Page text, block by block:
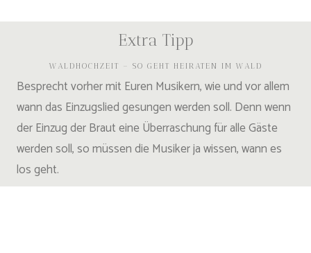
Extra Tipp
WALDHOCHZEIT – SO GEHT HEIRATEN IM WALD
Besprecht vorher mit Euren Musikern, wie und vor allem
wann das Einzugslied gesungen werden soll. Denn wenn
der Einzug der Braut eine Überraschung für alle Gäste
werden soll, so müssen die Musiker ja wissen, wann es
los geht.